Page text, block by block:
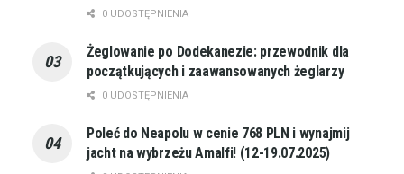
0 UDOSTĘPNIENIA
Żeglowanie po Dodekanezie: przewodnik dla
początkujących i zaawansowanych żeglarzy
0 UDOSTĘPNIENIA
Poleć do Neapolu w cenie 768 PLN i wynajmij
jacht na wybrzeżu Amalfi! (12-19.07.2025)